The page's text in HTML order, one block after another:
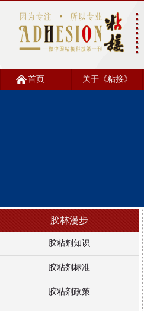
首页 关于《粘接》
胶林漫步
胶粘剂知识
胶粘剂标准
胶粘剂政策